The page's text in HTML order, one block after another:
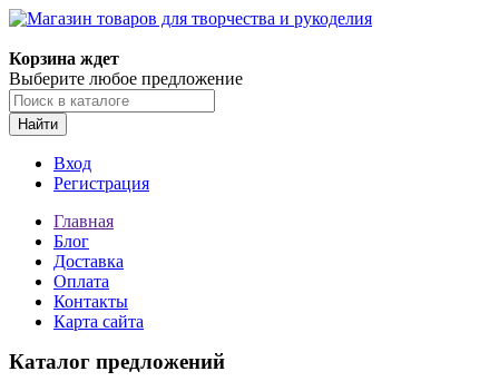
Корзина ждет
Выберите любое предложение
Найти
Вход
Регистрация
Главная
Блог
Доставка
Оплата
Контакты
Карта сайта
Каталог предложений